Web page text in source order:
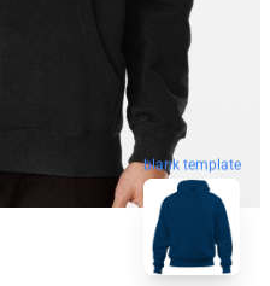
blank template